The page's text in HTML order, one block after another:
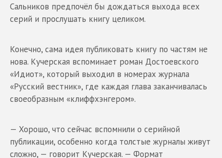
Сальников предпочёл бы дождаться выхода всех
серий и прослушать книгу целиком.
Конечно, сама идея публиковать книгу по частям не
нова. Кучерская вспоминает роман Достоевского
«Идиот», который выходил в номерах журнала
«Русский вестник», где каждая глава заканчивалась
своеобразным «клиффхэнгером».
— Хорошо, что сейчас вспомнили о серийной
публикации, особенно когда толстые журналы живут
сложно, — говорит Кучерская. — Формат